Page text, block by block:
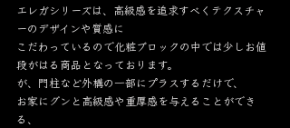
エレガシリーズは、高級感を追求すべくテクスチャ
ーのデザインや質感に
こだわっているので化粧ブロックの中では少しお値
段がはる商品となっております。
が、門柱など外構の一部にプラスするだけで、
お家にグンと高級感や重厚感を与えることができ
る、